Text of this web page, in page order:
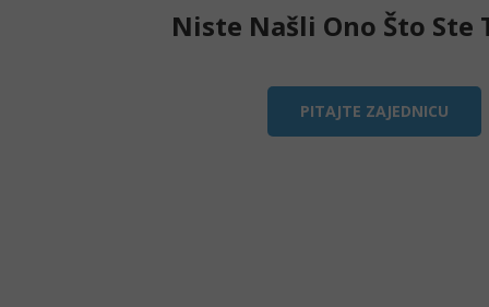
Niste Našli Ono Što Ste
PITAJTE ZAJEDNICU